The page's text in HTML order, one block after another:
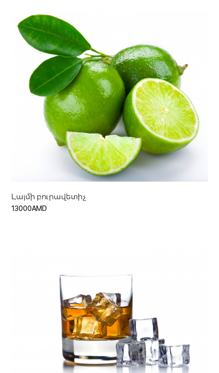
Լայմի բուրավետիչ
13000AMD
Ավելացնել զամբյուղ
Ավելացնել զամբյուղ